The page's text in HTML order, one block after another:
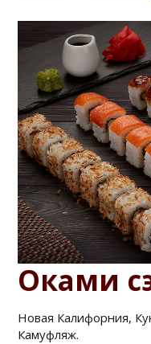
Оками
Новая Калифорния,
Камуфляж.